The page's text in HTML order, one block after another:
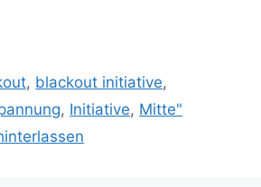
, blackout initiative,
, Initiative, Mitte"